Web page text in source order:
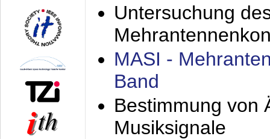
Untersuchung
MASI -
Band
Bestimmung von
Musiksignale